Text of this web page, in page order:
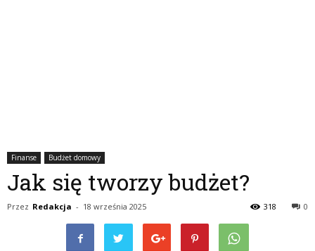
Finanse Budżet domowy
Jak się tworzy budżet?
Przez Redakcja - 18 września 2025 0
318